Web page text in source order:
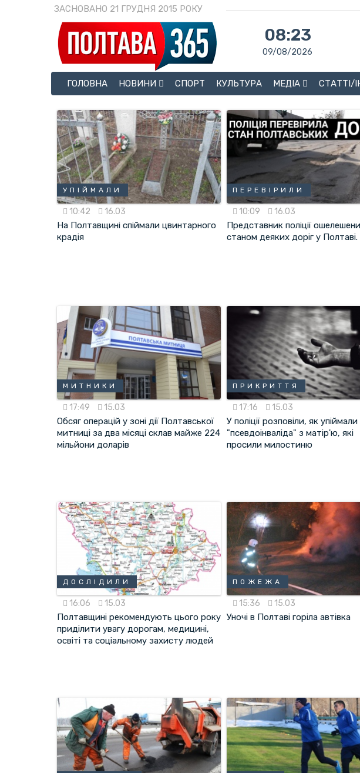
ЗАСНОВАНО 21 ГРУДНЯ 2015 РОКУ
08:23
09/08/2026
ГОЛОВНА
НОВИНИ СПОРТ КУЛЬТУРА МЕДІА СТАТТІ/
УПІЙМАЛИ
10:42 16.03
На Полтавщині спіймали цвинтарного
крадія
ПЕРЕВІРИЛИ
10:09 16.03
Представник поліції
станом деяких доріг у
МИТНИКИ
17:49 15.03
Обсяг операцій у зоні дії Полтавської
митниці за два місяці склав майже 224
мільйони доларів
ПРИКРИТТЯ
17:16 15.03
У поліції розповіли, як упіймали
"псевдоінваліда" з матір'ю, які
просили милостиню
ДОСЛІДИЛИ
16:06 15.03
Полтавщині рекомендують цього року
приділити увагу дорогам, медицині,
освіті та соціальному захисту людей
ПОЖЕЖА
15:36 15.03
Уночі в Полтаві горіла автівка